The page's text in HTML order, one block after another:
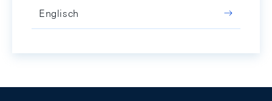
Englisch